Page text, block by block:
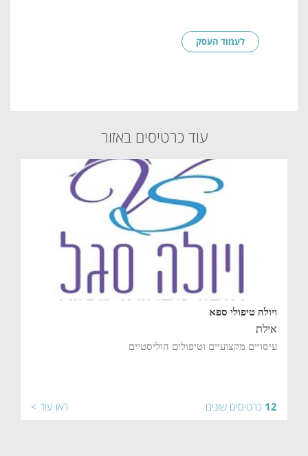
לעמוד העסק
עוד כרטיסים באזור
ויולה טיפולי ספא
אילת
עיסויים מקצועיים וטיפולים הוליסטיים
12 כרטיסים שונים ראו עוד >